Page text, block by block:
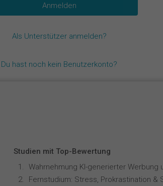
Als Unterstützer anmelden?
Du hast noch kein Benutzerkonto?
Studien mit Top-Bewertung